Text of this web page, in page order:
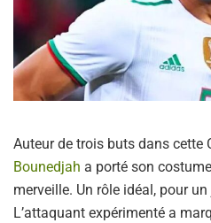
Auteur de trois buts dans cette
Bounedjah a porté son
merveille. Un rôle idéal, pour
L’attaquant expérimenté a